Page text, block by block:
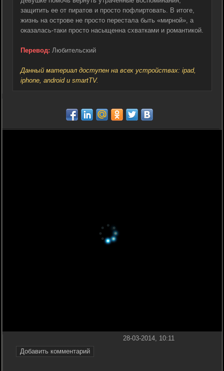
защитить ее от пиратов и просто пофлиртовать. В итоге,
жизнь на острове не просто перестала быть «мирной», а
оказалась-таки просто насыщенна схватками и романтикой.
Перевод: Любительский
Данный материал доступен на всех устройствах: ipad,
iphone, android и smartTV.
Добавить комментарий
28-03-2014, 10:11